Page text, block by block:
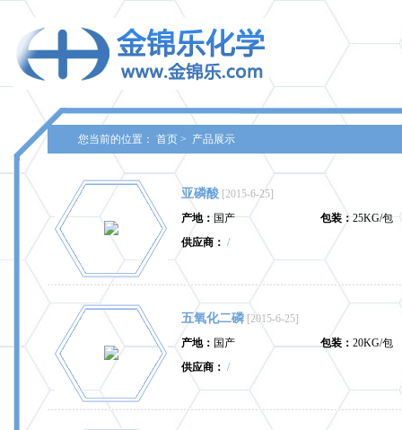
您当前的位置： 首页 > 产品展示
亚磷酸 [2015-6-25]
产地：国产 包装：25KG/包
供应商： /
五氧化二磷 [2015-6-25]
产地： 国产 包装： 20KG/包
供应商： /